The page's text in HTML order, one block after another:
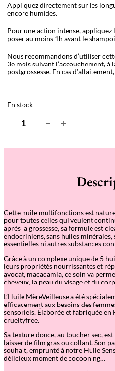
Appliquez directement sur les
encore humides.
Pour une action intense, appliquez
poser au moins 1h avant le
Nous recommandons d’utiliser
3e mois suivant l’accouchement, à
postgrossesse. En cas
En stock
H
u
i
l
e
è
r
e
-
e
i
l
l
e
u
s
e
M
− +
Cette huile multifonctions est
pour toutes celles qui veulent
après la grossesse, sa formule est
endocriniens, sans huiles minérales,
essentielles ni autres substances
Grâce à un complexe unique de 5
leurs propriétés nourrissantes et
avocat, macadamia, ce soin va
cheveux, la peau du visage et du
L’Huile MèreVeilleuse a été
efficacement aux besoins des
sensoriels. Élaborée et fabriquée en
crueltyfree.
Sa texture douce, au toucher sec,
laisser de film gras ou collant. Son
souhait, emprunté à notre Huile
délicieux moment de cocooning…